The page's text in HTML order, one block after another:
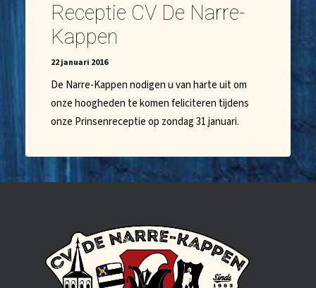
Receptie CV De Narre-
Kappen
22 januari 2016
De Narre-Kappen nodigen u van harte uit om
onze hoogheden te komen feliciteren tijdens
onze Prinsenreceptie op zondag 31 januari.